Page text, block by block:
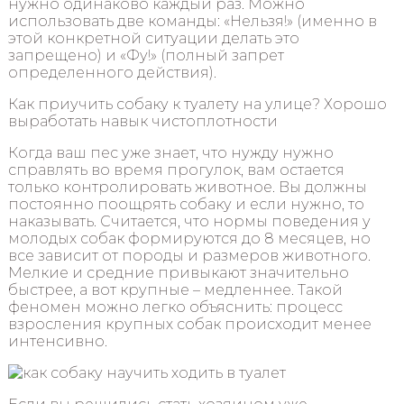
нужно одинаково каждый раз. Можно
использовать две команды: «Нельзя!» (именно в
этой конкретной ситуации делать это
запрещено) и «Фу!» (полный запрет
определенного действия).
Как приучить собаку к туалету на улице? Хорошо
выработать навык чистоплотности
Когда ваш пес уже знает, что нужду нужно
справлять во время прогулок, вам остается
только контролировать животное. Вы должны
постоянно поощрять собаку и если нужно, то
наказывать. Считается, что нормы поведения у
молодых собак формируются до 8 месяцев, но
все зависит от породы и размеров животного.
Мелкие и средние привыкают значительно
быстрее, а вот крупные – медленнее. Такой
феномен можно легко объяснить: процесс
взросления крупных собак происходит менее
интенсивно.